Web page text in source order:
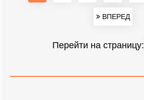
ВПЕРЕД
Перейти на страницу: